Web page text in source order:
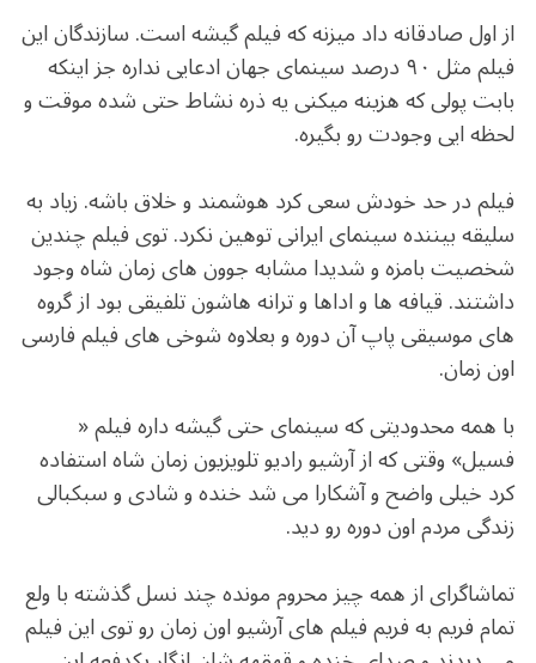
از اول صادقانه داد میزنه که فیلم گیشه است. سازندگان این
فیلم مثل ۹۰ درصد سینمای جهان ادعایی نداره جز اینکه
بابت پولی که هزینه میکنی یه ذره نشاط حتی شده موقت و
لحظه ایی وجودت رو بگیره.
فیلم در حد خودش سعی کرد هوشمند و خلاق باشه. زیاد به
سلیقه بیننده سینمای ایرانی توهین نکرد. توی فیلم چندین
شخصیت بامزه و شدیدا مشابه جوون های زمان شاه وجود
داشتند. قیافه ها و اداها و ترانه هاشون تلفیقی بود از گروه
های موسیقی پاپ آن دوره و بعلاوه شوخی های فیلم فارسی
اون زمان.
با همه محدودیتی که سینمای حتی گیشه داره فیلم «
فسیل» وقتی که از آرشیو رادیو تلویزیون زمان شاه استفاده
کرد خیلی واضح و آشکارا می شد خنده و شادی و سبکبالی
زندگی مردم اون دوره رو دید.
تماشاگرای از همه چیز محروم مونده چند نسل گذشته با ولع
تمام فریم به فریم فیلم های آرشیو اون زمان رو توی این فیلم